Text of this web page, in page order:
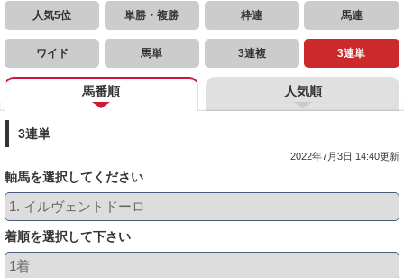
人気5位 単勝・複勝 枠連 馬連
ワイド 馬単 3連複 3連単
馬番順 人気順
3連単
2022年7月3日 14:40更新
軸馬を選択してください
着順を選択して下さい